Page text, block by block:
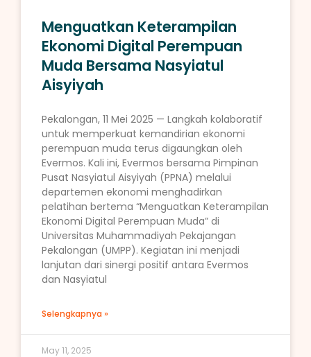
Menguatkan Keterampilan
Ekonomi Digital Perempuan
Muda Bersama Nasyiatul
Aisyiyah
Pekalongan, 11 Mei 2025 — Langkah kolaboratif
untuk memperkuat kemandirian ekonomi
perempuan muda terus digaungkan oleh
Evermos. Kali ini, Evermos bersama Pimpinan
Pusat Nasyiatul Aisyiyah (PPNA) melalui
departemen ekonomi menghadirkan
pelatihan bertema “Menguatkan Keterampilan
Ekonomi Digital Perempuan Muda” di
Universitas Muhammadiyah Pekajangan
Pekalongan (UMPP). Kegiatan ini menjadi
lanjutan dari sinergi positif antara Evermos
dan Nasyiatul
Selengkapnya »
May 11, 2025